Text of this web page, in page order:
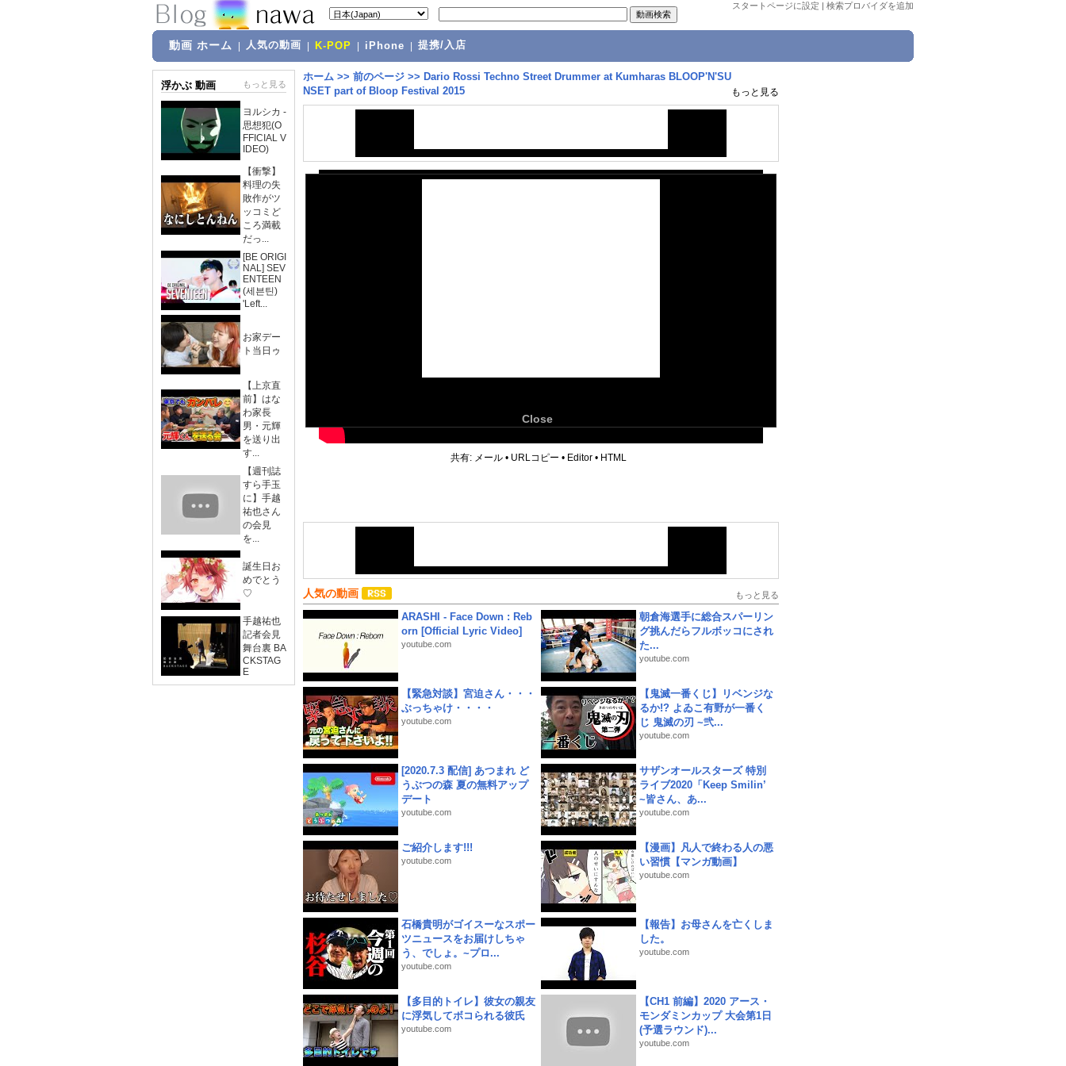
スタートページに設定 | 検索プロバイダを追加
動画 ホーム 人気の動画 K-POP iPhone 提携/入店
浮かぶ 動画 もっと見る
ヨルシカ -
思想犯(O
FFICIAL V
IDEO)
【衝撃】
料理の失
敗作がツ
ッコミど
ころ満載
だっ...
[BE ORIGI
NAL] SEV
ENTEEN
(세븐틴)
'Left...
お家デー
ト当日ゥ
【上京直
前】はな
わ家長
男・元輝
を送り出
す...
【週刊誌
すら手玉
に】手越
祐也さん
の会見
を...
誕生日お
めでとう
♡
手越祐也
記者会見
舞台裏 BA
CKSTAG
E
ホーム >> 前のページ >> Dario Rossi Techno Street Drummer at Kumharas BLOOP'N'SU
NSET part of Bloop Festival 2015
もっと見る
Close
共有: メール • URLコピー • Editor • HTML
人気の動画 もっと見る
ARASHI - Face Down : Reb
orn [Official Lyric Video]
youtube.com
朝倉海選手に総合スパーリン
グ挑んだらフルボッコにされ
た...
youtube.com
【緊急対談】宮迫さん・・・
ぶっちゃけ・・・・
youtube.com
【鬼滅一番くじ】リベンジな
るか!? よゐこ有野が一番く
じ 鬼滅の刃 ~弐...
youtube.com
[2020.7.3 配信] あつまれ ど
うぶつの森 夏の無料アップ
デート
youtube.com
サザンオールスターズ 特別
ライブ2020「Keep Smilin’
~皆さん、あ...
youtube.com
ご紹介します!!!
youtube.com
【漫画】凡人で終わる人の悪
い習慣【マンガ動画】
youtube.com
石橋貴明がゴイスーなスポー
ツニュースをお届けしちゃ
う、でしょ。~プロ...
youtube.com
【報告】お母さんを亡くしま
した。
youtube.com
【多目的トイレ】彼女の親友
に浮気してボコられる彼氏
youtube.com
【CH1 前編】2020 アース・
モンダミンカップ 大会第1日
(予選ラウンド)...
youtube.com